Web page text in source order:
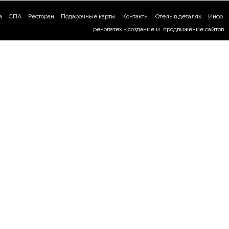
СПА Ресторан Подарочные карты Контакты Отель в деталях
Инфо
реноватех - создание и продвижение сайтов